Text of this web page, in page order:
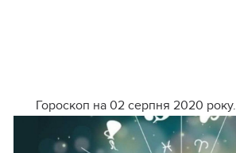
Гороскоп на 02 серпня 2020 року.